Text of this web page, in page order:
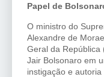
Papel de
O ministro do
Alexandre de
Geral da República
Jair Bolsonaro em
instigação e